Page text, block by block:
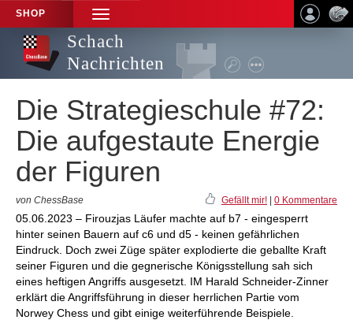
SHOP
TOGGLE
NAVIGATION
Schach
Nachrichten
Die Strategieschule #72:
Die aufgestaute Energie
der Figuren
von ChessBase Gefällt mir! 0 Kommentare
05.06.2023 – Firouzjas Läufer machte auf b7 - eingesperrt
hinter seinen Bauern auf c6 und d5 - keinen gefährlichen
Eindruck. Doch zwei Züge später explodierte die geballte Kraft
seiner Figuren und die gegnerische Königsstellung sah sich
eines heftigen Angriffs ausgesetzt. IM Harald Schneider-Zinner
erklärt die Angriffsführung in dieser herrlichen Partie vom
Norwey Chess und gibt einige weiterführende Beispiele.